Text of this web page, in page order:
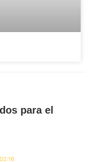
para el